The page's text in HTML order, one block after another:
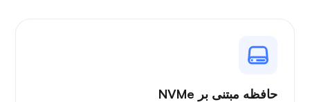
حافظه مبتنی بر NVMe